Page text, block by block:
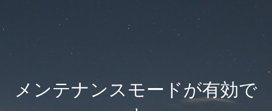
メンテナンスモードが有効で